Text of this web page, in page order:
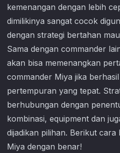
kemenangan dengan lebih
dimilikinya sangat cocok
dengan strategi bertahan
Sama dengan commander
akan bisa memenangkan
commander Miya jika
pertempuran yang tepat.
berhubungan dengan
kombinasi, equipment dan
dijadikan pilihan. Berikut
Miya dengan benar!